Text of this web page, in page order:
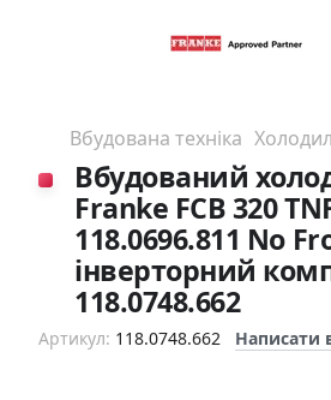
Вбудована техніка
Вбудований
Franke FCB 320
118.0696.811 No
інверторний
118.0748.662
Артикул: 118.0748.662 Написати